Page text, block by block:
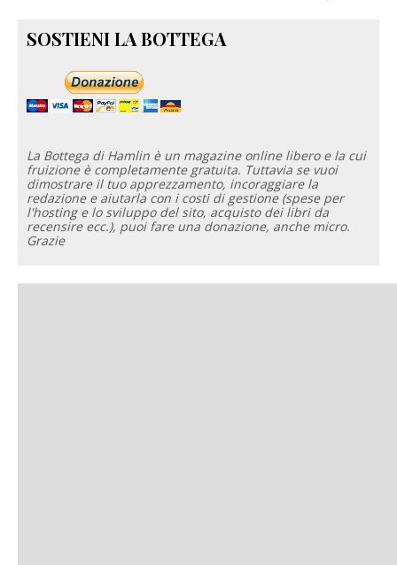
SOSTIENI LA BOTTEGA
La Bottega di Hamlin è un magazine online libero e la cui
fruizione è completamente gratuita. Tuttavia se vuoi
dimostrare il tuo apprezzamento, incoraggiare la
redazione e aiutarla con i costi di gestione (spese per
l'hosting e lo sviluppo del sito, acquisto dei libri da
recensire ecc.), puoi fare una donazione, anche micro.
Grazie